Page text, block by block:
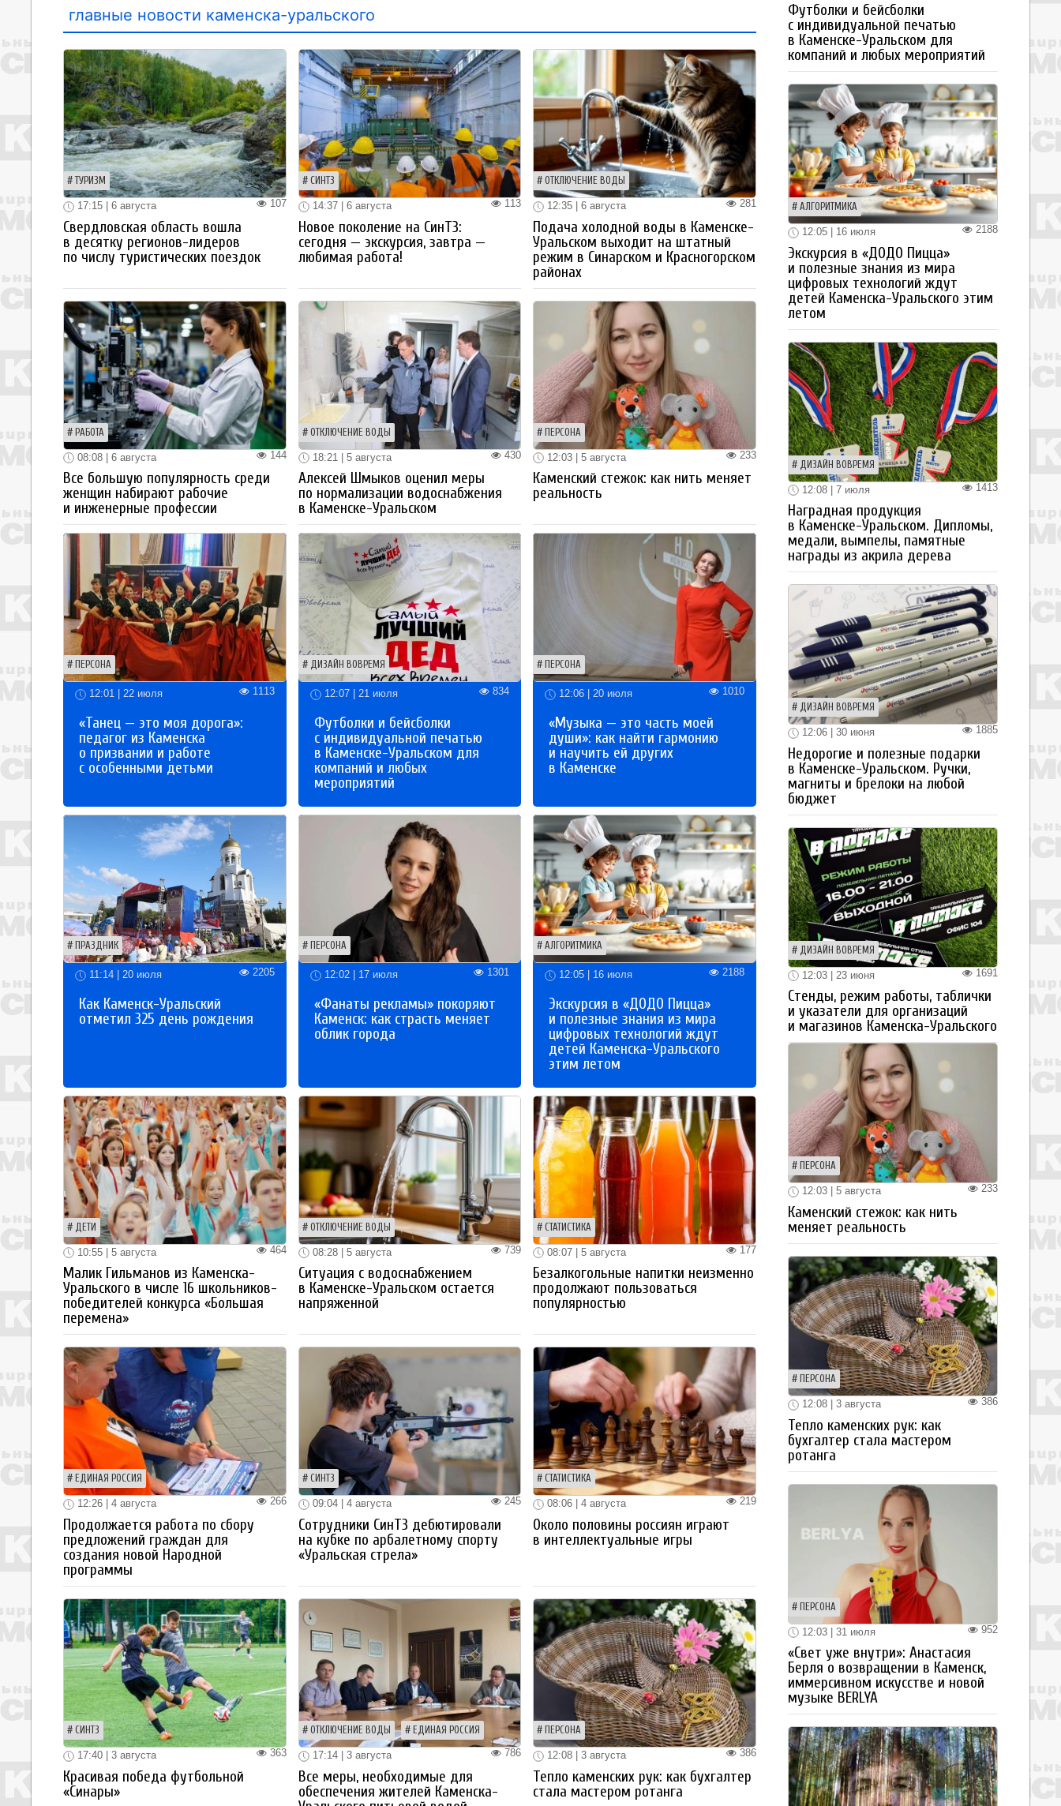
главные новости каменска-уральского
ТУРИЗМ
107
17:15 | 6 августа
Свердловская область вошла
в десятку регионов-лидеров
по числу туристических поездок
СИНТЗ
113
14:37 | 6 августа
Новое поколение на СинТЗ:
сегодня — экскурсия, завтра —
любимая работа!
ОТКЛЮЧЕНИЕ ВОДЫ
281
12:35 | 6 августа
Подача холодной воды в Каменске-
Уральском выходит на штатный
режим в Синарском и Красногорском
районах
РАБОТА
144
08:08 | 6 августа
Все большую популярность среди
женщин набирают рабочие
и инженерные профессии
ОТКЛЮЧЕНИЕ ВОДЫ
430
18:21 | 5 августа
Алексей Шмыков оценил меры
по нормализации водоснабжения
в Каменске-Уральском
ПЕРСОНА
233
12:03 | 5 августа
Каменский стежок: как нить меняет
реальность
ПЕРСОНА
12:01 | 22 июля 1113
«Танец — это моя дорога»:
педагог из Каменска
о призвании и работе
с особенными детьми
ДИЗАЙН ВОВРЕМЯ
12:07 | 21 июля 834
Футболки и бейсболки
с индивидуальной печатью
в Каменске-Уральском для
компаний и любых
мероприятий
ПЕРСОНА
12:06 | 20 июля 1010
«Музыка — это часть моей
души»: как найти гармонию
и научить ей других
в Каменске
ПРАЗДНИК
11:14 | 20 июля 2205
Как Каменск-Уральский
отметил 325 день рождения
ПЕРСОНА
12:02 | 17 июля 1301
«Фанаты рекламы» покоряют
Каменск: как страсть меняет
облик города
АЛГОРИТМИКА
12:05 | 16 июля 2188
Экскурсия в «ДОДО Пицца»
и полезные знания из мира
цифровых технологий ждут
детей Каменска-Уральского
этим летом
ДЕТИ
464
10:55 | 5 августа
Малик Гильманов из Каменска-
Уральского в числе 16 школьников-
победителей конкурса «Большая
перемена»
ОТКЛЮЧЕНИЕ ВОДЫ
739
08:28 | 5 августа
Ситуация с водоснабжением
в Каменске-Уральском остается
напряженной
СТАТИСТИКА
177
08:07 | 5 августа
Безалкогольные напитки неизменно
продолжают пользоваться
популярностью
ЕДИНАЯ РОССИЯ
266
12:26 | 4 августа
Продолжается работа по сбору
предложений граждан для
создания новой Народной
программы
СИНТЗ
245
09:04 | 4 августа
Сотрудники СинТЗ дебютировали
на кубке по арбалетному спорту
«Уральская стрела»
СТАТИСТИКА
219
08:06 | 4 августа
Около половины россиян играют
в интеллектуальные игры
СИНТЗ
363
17:40 | 3 августа
Красивая победа футбольной
«Синары»
ОТКЛЮЧЕНИЕ ВОДЫ ЕДИНАЯ РОССИЯ
786
17:14 | 3 августа
Все меры, необходимые для
обеспечения жителей Каменска-
ПЕРСОНА
386
12:08 | 3 августа
Тепло каменских рук: как бухгалтер
стала мастером ротанга
Футболки и бейсболки
с индивидуальной печатью
в Каменске-Уральском для
компаний и любых мероприятий
АЛГОРИТМИКА
2188
12:05 | 16 июля
Экскурсия в «ДОДО Пицца»
и полезные знания из мира
цифровых технологий ждут
детей Каменска-Уральского этим
летом
ДИЗАЙН ВОВРЕМЯ
1413
12:08 | 7 июля
Наградная продукция
в Каменске-Уральском. Дипломы,
медали, вымпелы, памятные
награды из акрила дерева
ДИЗАЙН ВОВРЕМЯ
1885
12:06 | 30 июня
Недорогие и полезные подарки
в Каменске-Уральском. Ручки,
магниты и брелоки на любой
бюджет
ДИЗАЙН ВОВРЕМЯ
1691
12:03 | 23 июня
Стенды, режим работы, таблички
и указатели для организаций
и магазинов Каменска-Уральского
ПЕРСОНА
233
12:03 | 5 августа
Каменский стежок: как нить
меняет реальность
ПЕРСОНА
386
12:08 | 3 августа
Тепло каменских рук: как
бухгалтер стала мастером
ротанга
ПЕРСОНА
952
12:03 | 31 июля
«Свет уже внутри»: Анастасия
Берля о возвращении в Каменск,
иммерсивном искусстве и новой
музыке BERLYA